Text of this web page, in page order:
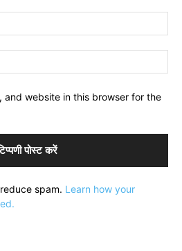
and website in this browser for the
spam. Learn how your